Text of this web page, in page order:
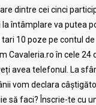
dintre cei cinci
întâmplare va putea
10 poze pe contul de
Cavaleria.ro în cele 24
avea telefonul. La
vom declara
să faci? Înscrie-te cu